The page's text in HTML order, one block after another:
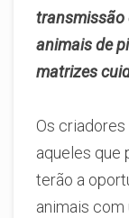
transmissão
animais de
matrizes
Os
aqueles que
terão a
animais